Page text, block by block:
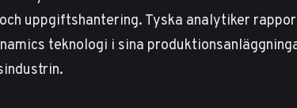
uppgiftshantering.Tyska analytiker
teknologi i sina